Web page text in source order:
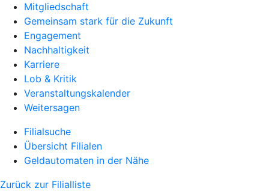
Mitgliedschaft
Gemeinsam stark für die Zukunft
Engagement
Nachhaltigkeit
Karriere
Lob & Kritik
Veranstaltungskalender
Weitersagen
Filialsuche
Übersicht Filialen
Geldautomaten in der Nähe
Zurück zur Filialliste